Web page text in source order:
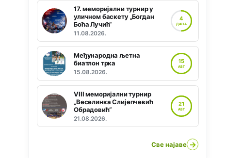
17. меморијални турнир у
уличном баскету „Богдан
Боћа Лучић“
11.08.2026.
4
ДАНА
Међународна љетна
биатлон трка
15.08.2026.
15
АВГ
VIII меморијални турнир
„Веселинка Слијепчевић
Обрадовић“
21.08.2026.
21
АВГ
Све најаве →